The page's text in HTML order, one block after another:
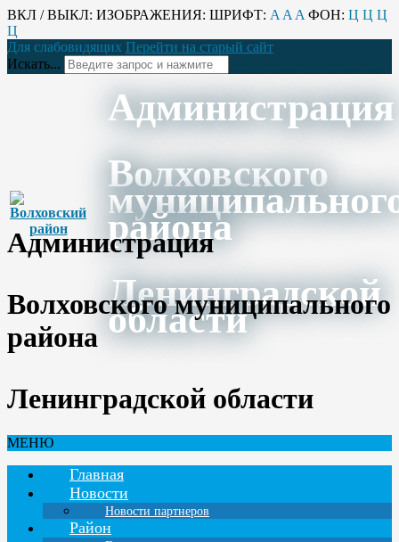
ВКЛ / ВЫКЛ: ИЗОБРАЖЕНИЯ: ШРИФТ: A A A ФОН: Ц Ц Ц
Ц
Для слабовидящих Перейти на старый сайт
Искать...
Администрация
Волховского
района
Ленинградской
области
Администрация
Волховского муниципального
района
Ленинградской области
МЕНЮ
Главная
Новости
Новости партнеров
Район